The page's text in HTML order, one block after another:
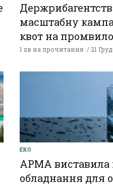
масштабну
квот на
1 хв на прочитання 21
ЕКО
АРМА виставила
обладнання для